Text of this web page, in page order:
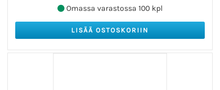
Omassa varastossa 100 kpl